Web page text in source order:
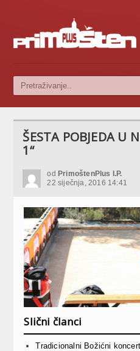
ŠESTA POBJEDA U
1“
od PrimoštenPlus I.P.
22 siječnja, 2016 14:41
Slični članci
Tradicionalni Božićni